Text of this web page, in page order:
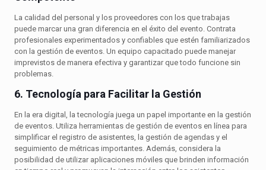
La calidad del personal y los proveedores con los que trabajas
puede marcar una gran diferencia en el éxito del evento. Contrata
profesionales experimentados y confiables que estén familiarizados
con la gestión de eventos. Un equipo capacitado puede manejar
imprevistos de manera efectiva y garantizar que todo funcione sin
problemas.
6. Tecnología para Facilitar la Gestión
En la era digital, la tecnología juega un papel importante en la gestión
de eventos. Utiliza herramientas de gestión de eventos en línea para
simplificar el registro de asistentes, la gestión de agendas y el
seguimiento de métricas importantes. Además, considera la
posibilidad de utilizar aplicaciones móviles que brinden información